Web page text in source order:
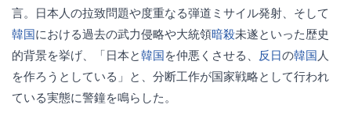
言。日本人の拉致問題や度重なる弾道ミサイル発射、そして
韓国における過去の武力侵略や大統領暗殺未遂といった歴史
的背景を挙げ、「日本と韓国を仲悪くさせる、 反日の韓国人
を作ろうとしている」と、分断工作が国家戦略として行われ
ている実態に警鐘を鳴らした。